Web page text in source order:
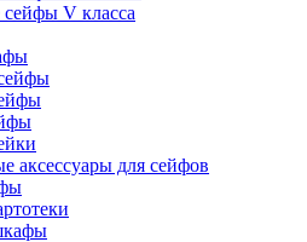
V класса
аксессуары для сейфов